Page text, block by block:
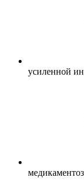
усиленной